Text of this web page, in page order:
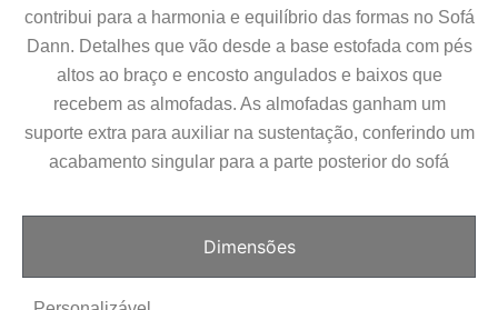
contribui para a harmonia e equilíbrio das formas no Sofá
Dann. Detalhes que vão desde a base estofada com pés
altos ao braço e encosto angulados e baixos que
recebem as almofadas. As almofadas ganham um
suporte extra para auxiliar na sustentação, conferindo um
acabamento singular para a parte posterior do sofá
Dimensões